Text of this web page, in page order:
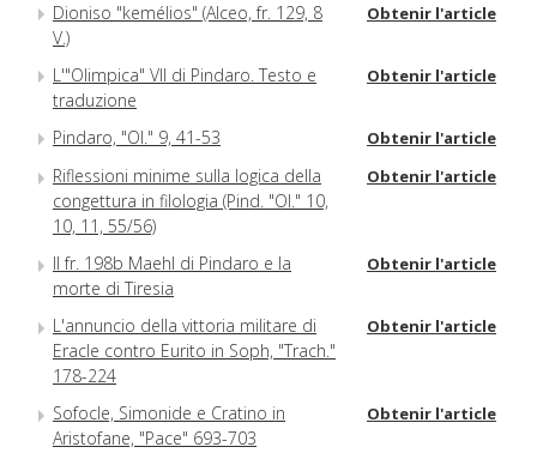
Dioniso "kemélios" (Alceo, fr. 129, 8
V.)
Obtenir l'article
L'"Olimpica" VII di Pindaro. Testo e
traduzione
Obtenir l'article
Pindaro, "Ol." 9, 41-53 Obtenir l'article
Riflessioni minime sulla logica della
congettura in filologia (Pind. "Ol." 10,
10, 11, 55/56)
Obtenir l'article
Il fr. 198b Maehl di Pindaro e la
morte di Tiresia
Obtenir l'article
L'annuncio della vittoria militare di
Eracle contro Eurito in Soph, "Trach."
178-224
Obtenir l'article
Sofocle, Simonide e Cratino in
Aristofane, "Pace" 693-703
Obtenir l'article